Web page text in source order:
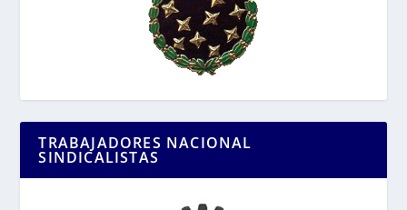
TRABAJADORES NACIONAL
SINDICALISTAS